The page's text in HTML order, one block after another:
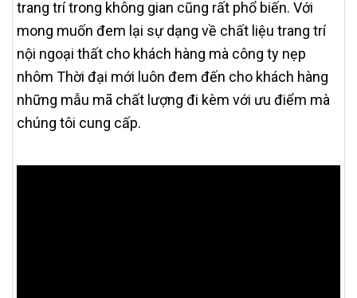
trang trí trong không gian cũng rất phổ biến. Với
mong muốn đem lại sự dạng về chất liệu trang trí
nội ngoại thất cho khách hàng mà công ty nẹp
nhôm Thời đại mới luôn đem đến cho khách hàng
những mẫu mã chất lượng đi kèm với ưu điểm mà
chúng tôi cung cấp.